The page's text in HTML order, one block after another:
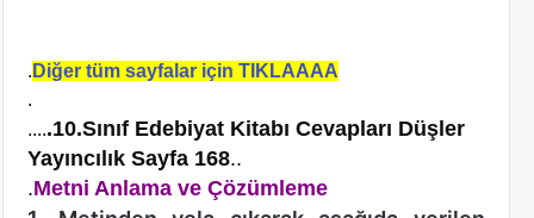
. Diğer tüm sayfalar için TIKLAAAA
.
.....10.Sınıf Edebiyat Kitabı Cevapları Düşler
Yayıncılık Sayfa 168..
.Metni Anlama ve Çözümleme